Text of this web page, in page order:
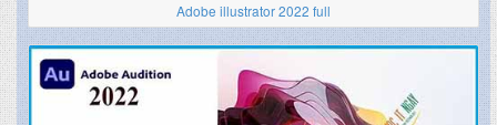
Adobe illustrator 2022 full